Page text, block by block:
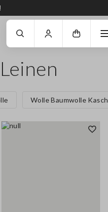
SIE ZUM ENDE DER SEITE
Wolle Baumwolle